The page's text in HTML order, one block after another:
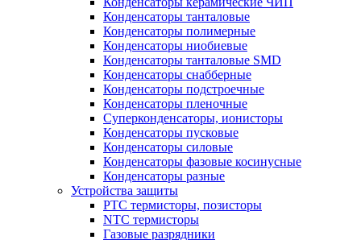
Конденсаторы танталовые
Конденсаторы полимерные
Конденсаторы ниобиевые
Конденсаторы танталовые SMD
Конденсаторы снабберные
Конденсаторы подстроечные
Конденсаторы пленочные
Суперконденсаторы, ионисторы
Конденсаторы пусковые
Конденсаторы силовые
Конденсаторы фазовые косинусные
Конденсаторы разные
Устройства защиты
PTC термисторы, позисторы
NTC термисторы
Газовые разрядники